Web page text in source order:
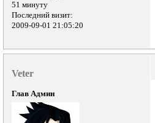
51 минуту
Последний визит:
2009-09-01 21:05:20
Veter
Глав Админ